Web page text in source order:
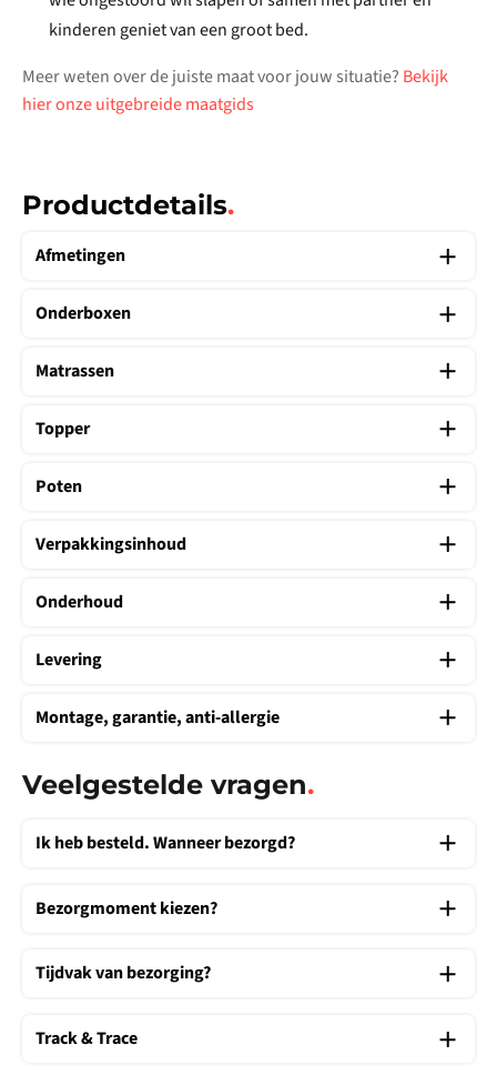
kinderen geniet van een groot bed.
Meer weten over de juiste maat voor jouw situatie? Bekijk
hier onze uitgebreide maatgids
Productdetails.
Afmetingen
Onderboxen
Matrassen
Topper
Poten
Verpakkingsinhoud
Onderhoud
Levering
Montage, garantie, anti-allergie
Veelgestelde vragen.
Ik heb besteld. Wanneer bezorgd?
Bezorgmoment kiezen?
Tijdvak van bezorging?
Track & Trace